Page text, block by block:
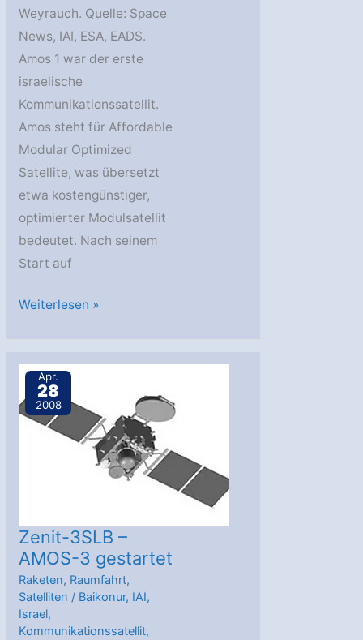
Weyrauch. Quelle: Space
News, IAI, ESA, EADS.
Amos 1 war der erste
israelische
Kommunikationssatellit.
Amos steht für Affordable
Modular Optimized
Satellite, was übersetzt
etwa kostengünstiger,
optimierter Modulsatellit
bedeutet. Nach seinem
Start auf
Neuer
Amos
Weiterlesen »
Apr.
28
2008
Zenit-3SLB –
AMOS-3 gestartet
Raketen, Raumfahrt,
Satelliten / Baikonur, IAI,
Israel,
Kommunikationssatellit,